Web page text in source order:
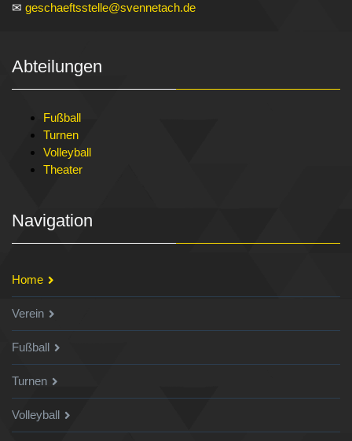
✉ geschaeftsstelle@svennetach.de
Abteilungen
Fußball
Turnen
Volleyball
Theater
Navigation
Home
Verein
Fußball
Turnen
Volleyball